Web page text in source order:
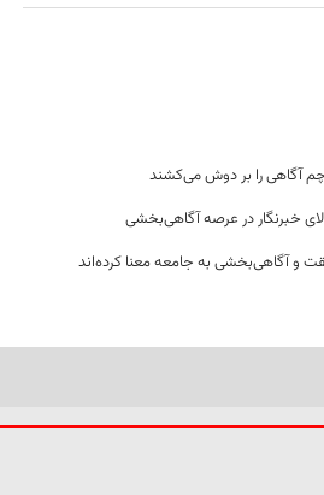
آگاهی را بر دوش می‌کشند
خبرنگار در عرصه آگاهی‌بخشی
و آگاهی‌بخشی به جامعه معنا کرده‌اند